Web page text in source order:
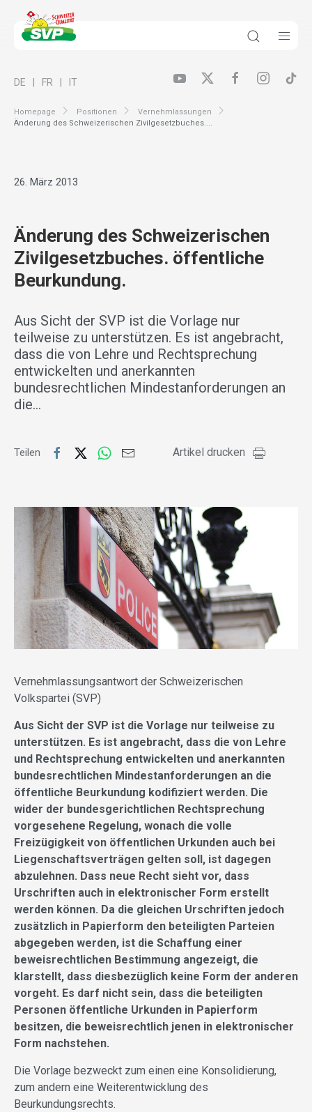
Homepage Positionen
Vernehmlassungen
Änderung des Schweizerischen Zivilgesetzbuches....
DE FR IT
26. März 2013
Änderung des Schweizerischen
Zivilgesetzbuches. öffentliche
Beurkundung.
Aus Sicht der SVP ist die Vorlage nur
teilweise zu unterstützen. Es ist angebracht,
dass die von Lehre und Rechtsprechung
entwickelten und anerkannten
bundesrechtlichen Mindestanforderungen an
die…
Teilen Artikel drucken
Vernehmlassungsantwort der Schweizerischen
Volkspartei (SVP)
Aus Sicht der SVP ist die Vorlage nur teilweise zu
unterstützen. Es ist angebracht, dass die von Lehre
und Rechtsprechung entwickelten und anerkannten
bundesrechtlichen Mindestanforderungen an die
öffentliche Beurkundung kodifiziert werden. Die
wider der bundesgerichtlichen Rechtsprechung
vorgesehene Regelung, wonach die volle
Freizügigkeit von öffentlichen Urkunden auch bei
Liegenschaftsverträgen gelten soll, ist dagegen
abzulehnen. Dass neue Recht sieht vor, dass
Urschriften auch in elektronischer Form erstellt
werden können. Da die gleichen Urschriften jedoch
zusätzlich in Papierform den beteiligten Parteien
abgegeben werden, ist die Schaffung einer
beweisrechtlichen Bestimmung angezeigt, die
klarstellt, dass diesbezüglich keine Form der anderen
vorgeht. Es darf nicht sein, dass die beteiligten
Personen öffentliche Urkunden in Papierform
besitzen, die beweisrechtlich jenen in elektronischer
Form nachstehen.
Die Vorlage bezweckt zum einen eine Konsolidierung,
zum andern eine Weiterentwicklung des
Beurkundungsrechts.